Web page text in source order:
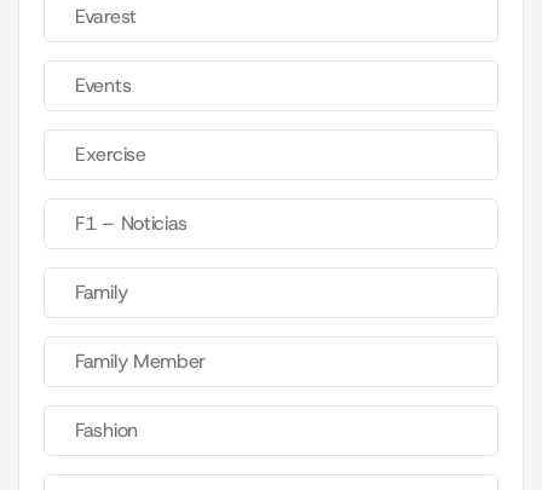
Evarest
Events
Exercise
F1 – Noticias
Family
Family Member
Fashion